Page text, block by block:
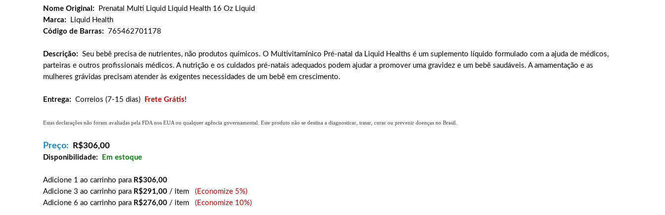
Nome Original:
Prenatal Multi Liquid Liquid Health 16 Oz Liquid
Marca:
Liquid Health
Código de Barras:
765462701178
Descrição: Seu bebê precisa de nutrientes, não produtos químicos. O Multivitamínico Pré-natal da Liquid Healths é um suplemento líquido formulado com a ajuda de médicos,
parteiras e outros profissionais médicos. A nutrição e os cuidados pré-natais adequados podem ajudar a promover uma gravidez e um bebê saudáveis. A amamentação e as
mulheres grávidas precisam atender às exigentes necessidades de um bebê em crescimento.
Entrega: Correios (7-15 dias) Frete Grátis!
Estas declarações não foram avaliadas pela FDA nos EUA ou qualquer agência governamental. Este produto não se destina a diagnosticar, tratar, curar ou prevenir doenças no Brasil.
Preço: R$306,00
Disponibilidade: Em estoque
Adicione 1 ao carrinho para R$306,00
Adicione 3 ao carrinho para R$291,00 / item (Economize 5%)
Adicione 6 ao carrinho para R$276,00 / item (Economize 10%)